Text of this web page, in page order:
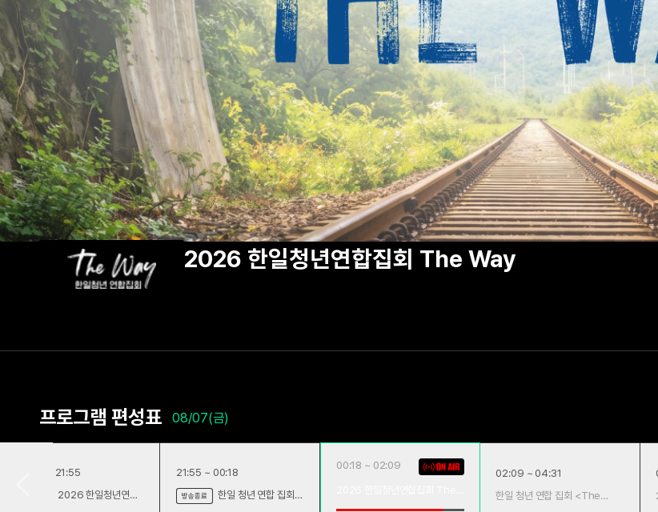
2026 한일청년연합집회 The Way
프로그램 편성표 08/07(금)
20:04 ~ 21:55
2026 한일청년연합
21:55 ~ 00:18
방송종료
한일 청년 연합 집회
00:18 ~ 02:09
02:09 ~ 04:31
한일 청년 연합 집회 <The